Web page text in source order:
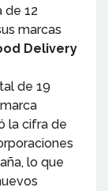
de 12
marcas
Delivery
de 19
la cifra de
lo que